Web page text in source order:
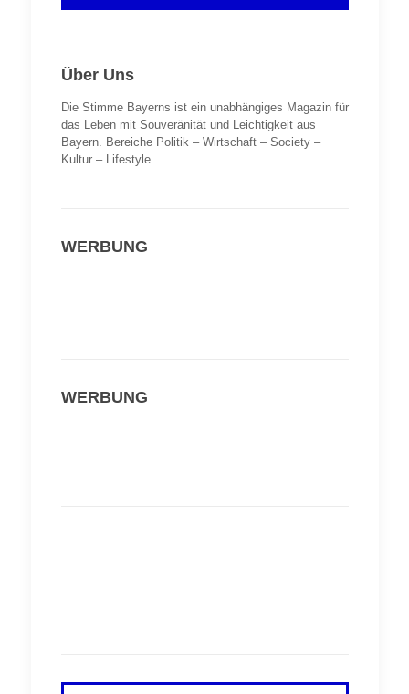
Über Uns
Die Stimme Bayerns ist ein unabhängiges Magazin für
das Leben mit Souveränität und Leichtigkeit aus
Bayern. Bereiche Politik – Wirtschaft – Society –
Kultur – Lifestyle
WERBUNG
WERBUNG